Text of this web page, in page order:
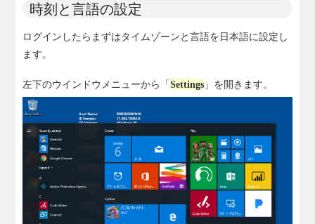
時刻と言語の設定
ログインしたらまずはタイムゾーンと言語を日本語に設定し
ます。
左下のウインドウメニューから「Settings 」を開きます。